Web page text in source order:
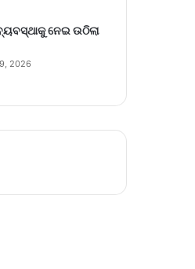
ନେଇ ଉଠିଲା
2026